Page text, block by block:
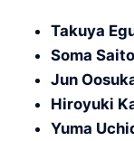
Takuya
Soma Saito
Jun
Hiroyuki
Yuma